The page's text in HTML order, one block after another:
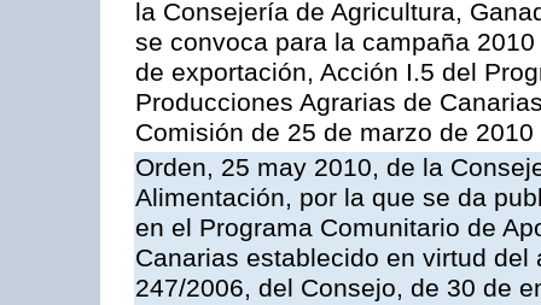
la Consejería de Agricultura,
se convoca para la campaña
de exportación, Acción I.5 del
Producciones Agrarias de
Comisión de 25 de marzo de 2010
Orden, 25 may 2010, de la
Alimentación, por la que se da
en el Programa Comunitario de
Canarias establecido en virtud del
247/2006, del Consejo, de 30 de